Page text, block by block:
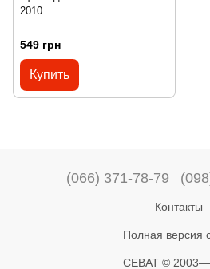
2010
549 грн
Купить
(066) 371-78-79
Контакты
Полная версия
СЕВАТ ©